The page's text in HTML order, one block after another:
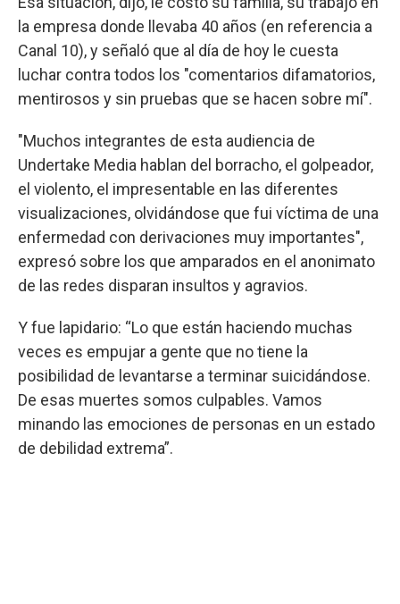
la empresa donde llevaba 40 años (en referencia a
Canal 10), y señaló que al día de hoy le cuesta
luchar contra todos los "comentarios difamatorios,
mentirosos y sin pruebas que se hacen sobre mí".
"Muchos integrantes de esta audiencia de
Undertake Media hablan del borracho, el golpeador,
el violento, el impresentable en las diferentes
visualizaciones, olvidándose que fui víctima de una
enfermedad con derivaciones muy importantes",
expresó sobre los que amparados en el anonimato
de las redes disparan insultos y agravios.
Y fue lapidario: “Lo que están haciendo muchas
veces es empujar a gente que no tiene la
posibilidad de levantarse a terminar suicidándose.
De esas muertes somos culpables. Vamos
minando las emociones de personas en un estado
de debilidad extrema”.